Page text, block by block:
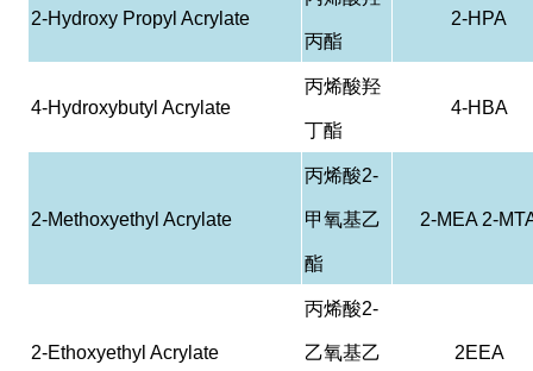
2-Hydroxy Propyl Acrylate
丙酯
2-HPA
4-Hydroxybutyl Acrylate
丙烯酸羟
丁酯
4-HBA
2-Methoxyethyl Acrylate
丙烯酸2-
甲氧基乙
酯
2-MEA 2-
2-Ethoxyethyl Acrylate
丙烯酸2-
乙氧基乙 2EEA